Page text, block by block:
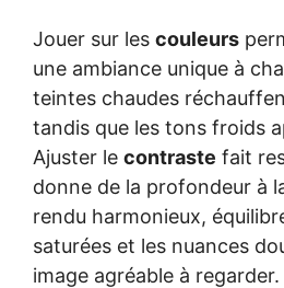
Jouer sur les couleurs
une ambiance unique à
teintes chaudes
tandis que les tons froids
Ajuster le contraste fait
donne de la profondeur à
rendu harmonieux,
saturées et les nuances
image agréable à regarder.